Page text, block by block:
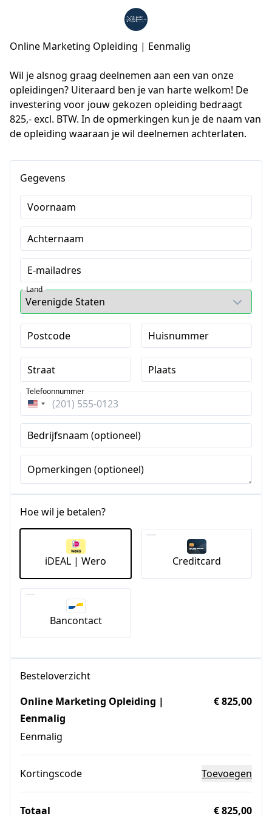
Online Marketing Opleiding | Eenmalig
Wil je alsnog graag deelnemen aan een van onze
opleidingen? Uiteraard ben je van harte welkom! De
investering voor jouw gekozen opleiding bedraagt
825,- excl. BTW. In de opmerkingen kun je de naam van
de opleiding waaraan je wil deelnemen achterlaten.
Gegevens
Voornaam
Achternaam
E-mailadres
Land
Postcode Huisnummer
Straat Plaats
Verenigde
Staten
+1
Telefoonnummer
Bedrijfsnaam (optioneel)
Opmerkingen (optioneel)
Hoe wil je betalen?
iDEAL | Wero Creditcard
Bancontact
Besteloverzicht
Online Marketing Opleiding |
Eenmalig
Eenmalig
€ 825,00
Kortingscode Toevoegen
Totaal € 825,00